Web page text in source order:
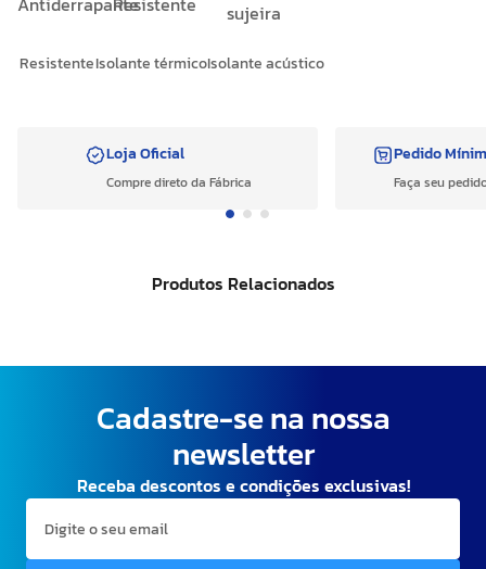
ResistenteIsolante térmicoIsolante acústico
Loja Oficial
Compre direto da Fábrica
Pedido
Faça seu
Produtos Relacionados
Cadastre-se na nossa
newsletter
Receba descontos e condições exclusivas!